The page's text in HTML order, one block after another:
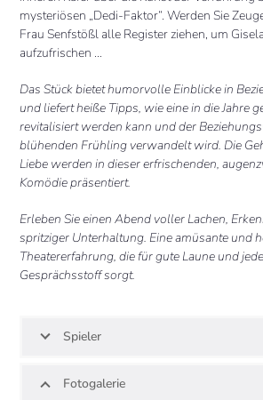
mysteriösen „Dedi-Faktor“. Werden Sie
Frau Senfstößl alle Register ziehen, um
aufzufrischen …
Das Stück bietet humorvolle Einblicke in
und liefert heiße Tipps, wie eine in die Jahre
revitalisiert werden kann und der
blühenden Frühling verwandelt wird. Die
Liebe werden in dieser erfrischenden,
Komödie präsentiert.
Erleben Sie einen Abend voller Lachen,
spritziger Unterhaltung. Eine amüsante und
Theatererfahrung, die für gute Laune und
Gesprächsstoff sorgt.
Spieler
Fotogalerie